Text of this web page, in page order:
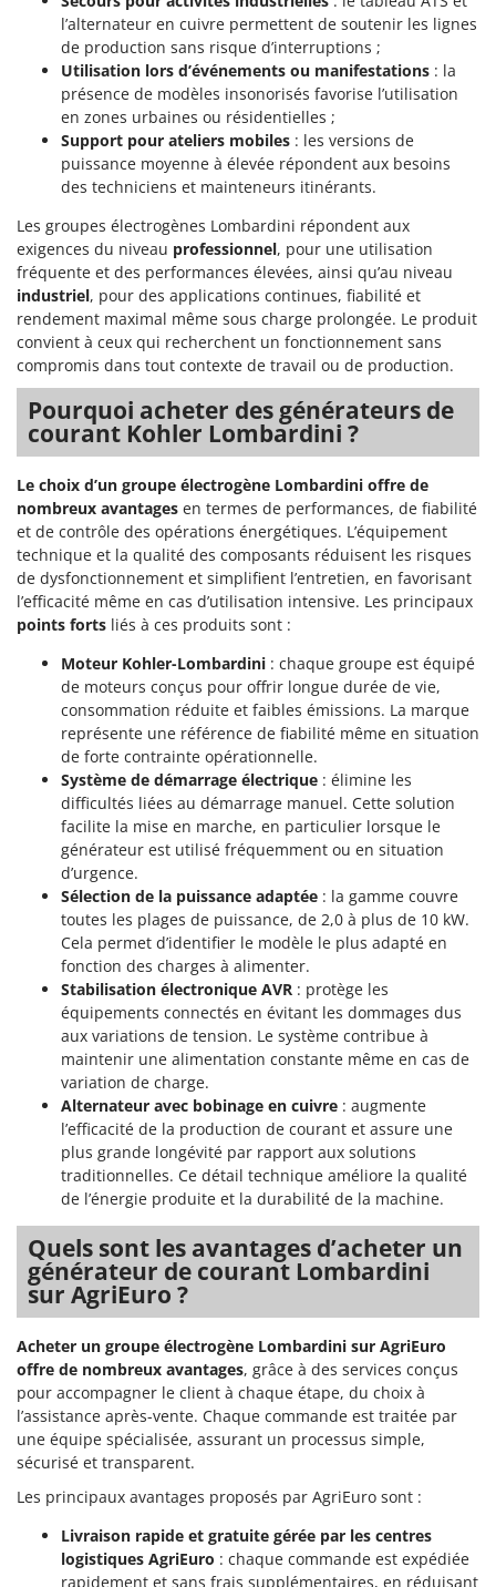
l’alternateur en cuivre permettent de soutenir les lignes
de production sans risque d’interruptions ;
Utilisation lors d’événements ou manifestations : la
présence de modèles insonorisés favorise l’utilisation
en zones urbaines ou résidentielles ;
Support pour ateliers mobiles : les versions de
puissance moyenne à élevée répondent aux besoins
des techniciens et mainteneurs itinérants.
Les groupes électrogènes Lombardini répondent aux
exigences du niveau professionnel, pour une utilisation
fréquente et des performances élevées, ainsi qu’au niveau
industriel, pour des applications continues, fiabilité et
rendement maximal même sous charge prolongée. Le produit
convient à ceux qui recherchent un fonctionnement sans
compromis dans tout contexte de travail ou de production.
Pourquoi acheter des générateurs de
courant Kohler Lombardini ?
Le choix d’un groupe électrogène Lombardini offre de
nombreux avantages en termes de performances, de fiabilité
et de contrôle des opérations énergétiques. L’équipement
technique et la qualité des composants réduisent les risques
de dysfonctionnement et simplifient l’entretien, en favorisant
l’efficacité même en cas d’utilisation intensive. Les principaux
points forts liés à ces produits sont :
Moteur Kohler-Lombardini : chaque groupe est équipé
de moteurs conçus pour offrir longue durée de vie,
consommation réduite et faibles émissions. La marque
représente une référence de fiabilité même en situation
de forte contrainte opérationnelle.
Système de démarrage électrique : élimine les
difficultés liées au démarrage manuel. Cette solution
facilite la mise en marche, en particulier lorsque le
générateur est utilisé fréquemment ou en situation
d’urgence.
Sélection de la puissance adaptée : la gamme couvre
toutes les plages de puissance, de 2,0 à plus de 10 kW.
Cela permet d’identifier le modèle le plus adapté en
fonction des charges à alimenter.
Stabilisation électronique AVR : protège les
équipements connectés en évitant les dommages dus
aux variations de tension. Le système contribue à
maintenir une alimentation constante même en cas de
variation de charge.
Alternateur avec bobinage en cuivre : augmente
l’efficacité de la production de courant et assure une
plus grande longévité par rapport aux solutions
traditionnelles. Ce détail technique améliore la qualité
de l’énergie produite et la durabilité de la machine.
Quels sont les avantages d’acheter un
générateur de courant Lombardini
sur AgriEuro ?
Acheter un groupe électrogène Lombardini sur AgriEuro
offre de nombreux avantages, grâce à des services conçus
pour accompagner le client à chaque étape, du choix à
l’assistance après-vente. Chaque commande est traitée par
une équipe spécialisée, assurant un processus simple,
sécurisé et transparent.
Les principaux avantages proposés par AgriEuro sont :
Livraison rapide et gratuite gérée par les centres
logistiques AgriEuro : chaque commande est expédiée
rapidement et sans frais supplémentaires, en réduisant